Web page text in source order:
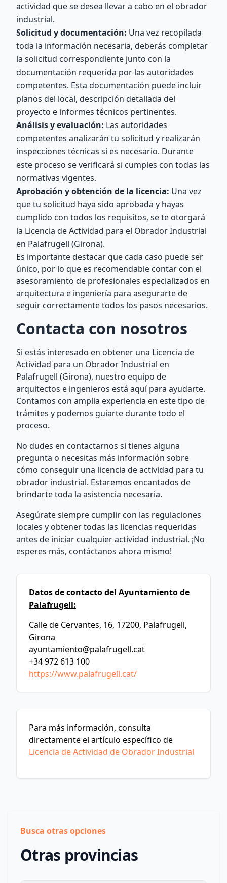
actividad que se desea llevar a cabo en el obrador
industrial.
Solicitud y documentación: Una vez recopilada
toda la información necesaria, deberás completar
la solicitud correspondiente junto con la
documentación requerida por las autoridades
competentes. Esta documentación puede incluir
planos del local, descripción detallada del
proyecto e informes técnicos pertinentes.
Análisis y evaluación: Las autoridades
competentes analizarán tu solicitud y realizarán
inspecciones técnicas si es necesario. Durante
este proceso se verificará si cumples con todas las
normativas vigentes.
Aprobación y obtención de la licencia: Una vez
que tu solicitud haya sido aprobada y hayas
cumplido con todos los requisitos, se te otorgará
la Licencia de Actividad para el Obrador Industrial
en Palafrugell (Girona).
Es importante destacar que cada caso puede ser
único, por lo que es recomendable contar con el
asesoramiento de profesionales especializados en
arquitectura e ingeniería para asegurarte de
seguir correctamente todos los pasos necesarios.
Contacta con nosotros
Si estás interesado en obtener una Licencia de
Actividad para un Obrador Industrial en
Palafrugell (Girona), nuestro equipo de
arquitectos e ingenieros está aquí para ayudarte.
Contamos con amplia experiencia en este tipo de
trámites y podemos guiarte durante todo el
proceso.
No dudes en contactarnos si tienes alguna
pregunta o necesitas más información sobre
cómo conseguir una licencia de actividad para tu
obrador industrial. Estaremos encantados de
brindarte toda la asistencia necesaria.
Asegúrate siempre cumplir con las regulaciones
locales y obtener todas las licencias requeridas
antes de iniciar cualquier actividad industrial. ¡No
esperes más, contáctanos ahora mismo!
Datos de contacto del Ayuntamiento de
Palafrugell:
Calle de Cervantes, 16, 17200, Palafrugell,
Girona
ayuntamiento@palafrugell.cat
+34 972 613 100
https://www.palafrugell.cat/
Para más información, consulta
directamente el artículo específico de
Licencia de Actividad de Obrador Industrial
Busca otras opciones
Otras provincias